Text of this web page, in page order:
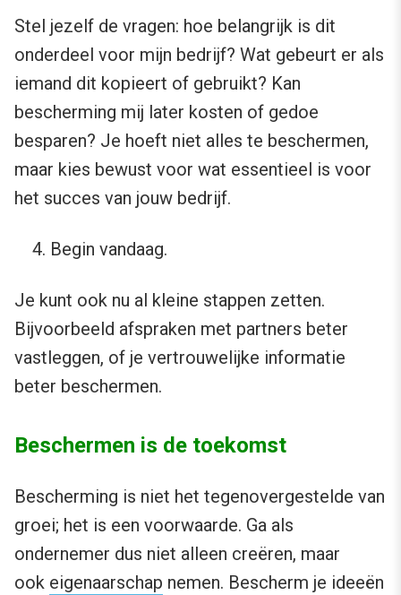
Stel jezelf de vragen: hoe belangrijk is dit
onderdeel voor mijn bedrijf? Wat gebeurt er als
iemand dit kopieert of gebruikt? Kan
bescherming mij later kosten of gedoe
besparen? Je hoeft niet alles te beschermen,
maar kies bewust voor wat essentieel is voor
het succes van jouw bedrijf.
Begin vandaag.
Je kunt ook nu al kleine stappen zetten.
Bijvoorbeeld afspraken met partners beter
vastleggen, of je vertrouwelijke informatie
beter beschermen.
Beschermen is de toekomst
Bescherming is niet het tegenovergestelde van
groei; het is een voorwaarde. Ga als
ondernemer dus niet alleen creëren, maar
ook eigenaarschap nemen. Bescherm je ideeën